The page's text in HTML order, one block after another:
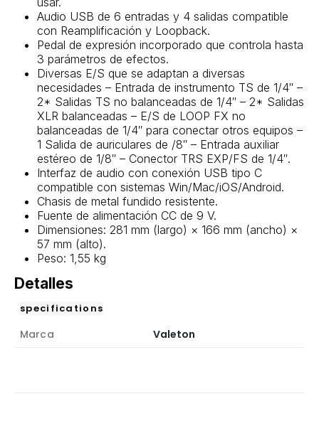
Audio USB de 6 entradas y 4 salidas compatible
con Reamplificación y Loopback.
Pedal de expresión incorporado que controla hasta
3 parámetros de efectos.
Diversas E/S que se adaptan a diversas
necesidades – Entrada de instrumento TS de 1/4″ –
2* Salidas TS no balanceadas de 1/4″ – 2* Salidas
XLR balanceadas – E/S de LOOP FX no
balanceadas de 1/4″ para conectar otros equipos –
1 Salida de auriculares de /8″ – Entrada auxiliar
estéreo de 1/8″ – Conector TRS EXP/FS de 1/4″.
Interfaz de audio con conexión USB tipo C
compatible con sistemas Win/Mac/iOS/Android.
Chasis de metal fundido resistente.
Fuente de alimentación CC de 9 V.
Dimensiones: 281 mm (largo) × 166 mm (ancho) ×
57 mm (alto).
Peso: 1,55 kg
Detalles
specifications
Marca Valeton